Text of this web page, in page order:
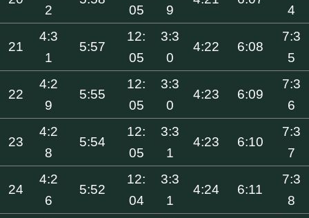
2
05
9
4
21
4:3
1
5:57
12:
05
3:3
0
4:22 6:08
7:3
5
22
4:2
9
5:55
12:
05
3:3
0
4:23 6:09
7:3
6
23
4:2
8
5:54
12:
05
3:3
1
4:23 6:10
7:3
7
24
4:2
6
5:52
12:
04
3:3
1
4:24 6:11
7:3
8